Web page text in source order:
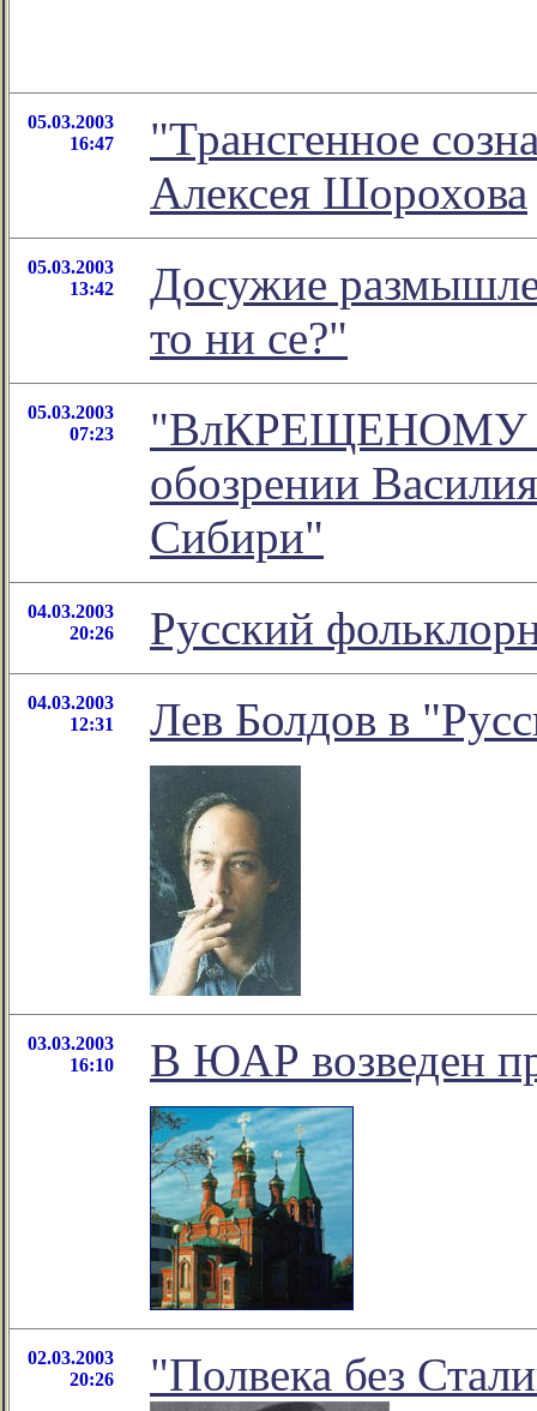
05.03.2003
16:47
"Трансгенное
Алексея Шорохова
05.03.2003
13:42
Досужие
то ни се?"
05.03.2003
07:23
"ВлКРЕЩЕНОМУ
обозрении
Сибири"
04.03.2003
20:26
Русский
04.03.2003
12:31
Лев Болдов в
03.03.2003
16:10
В ЮАР возведен
02.03.2003
20:26
"Полвека без